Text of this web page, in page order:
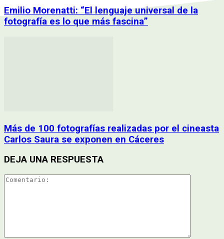
Emilio Morenatti: “El lenguaje universal de la
fotografía es lo que más fascina”
Más de 100 fotografías realizadas por el cineasta
Carlos Saura se exponen en Cáceres
DEJA UNA RESPUESTA